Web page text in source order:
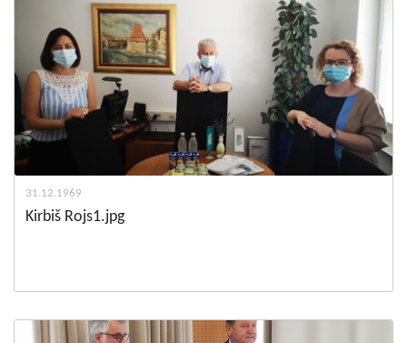
31.12.1969
Kirbiš Rojs1.jpg